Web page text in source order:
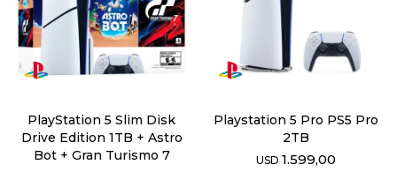
PlayStation 5 Slim Disk
Drive Edition 1TB + Astro
Bot + Gran Turismo 7
Playstation 5 Pro PS5 Pro
2TB
USD 1.599,00